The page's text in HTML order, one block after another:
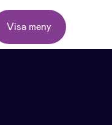
Visa meny